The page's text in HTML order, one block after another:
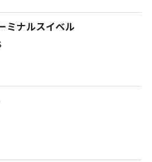
ミナルスイベル